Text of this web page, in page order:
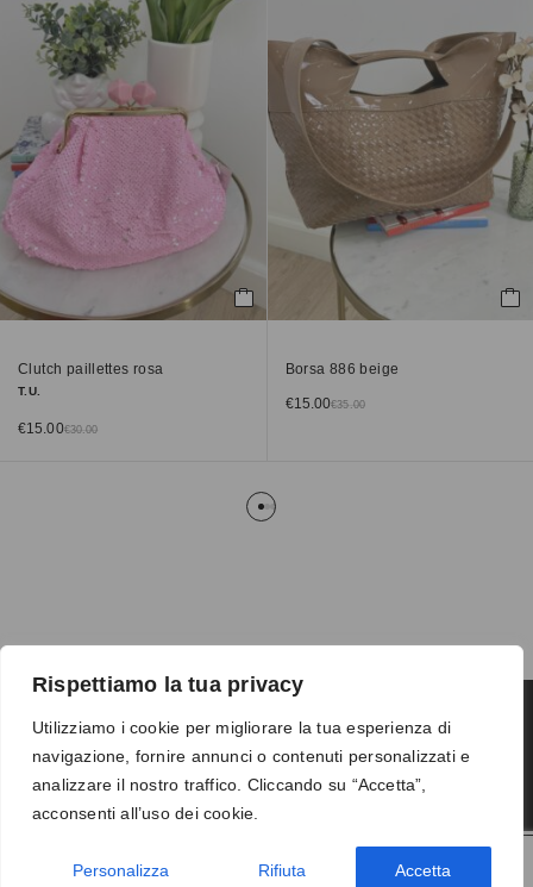
Rispettiamo la tua privacy
Utilizziamo i cookie per migliorare la tua esperienza di
navigazione, fornire annunci o contenuti personalizzati e
analizzare il nostro traffico. Cliccando su “Accetta”,
acconsenti all’uso dei cookie.
Personalizza Rifiuta Accetta
AGGIUNGI AL CARRELLO
Clutch paillettes rosa
T.U.
€30.00
€15.00
Borsa 886 beige
€35.00
€15.00
Termini e condizioni-Privacy-Reso